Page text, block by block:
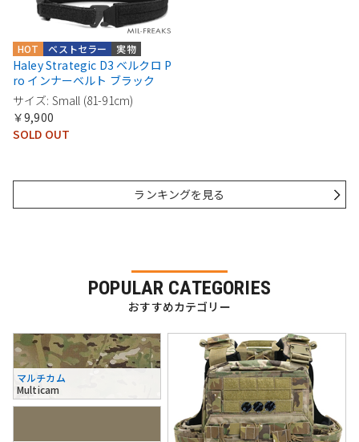
実物
ベストセラー
HOT
Haley Strategic D3 ベルクロ P
ro インナーベルト ブラック
サイズ: Small (81-91cm)
￥9,900
SOLD OUT
ランキングを見る
POPULAR CATEGORIES
おすすめカテゴリー
マルチカム
Multicam